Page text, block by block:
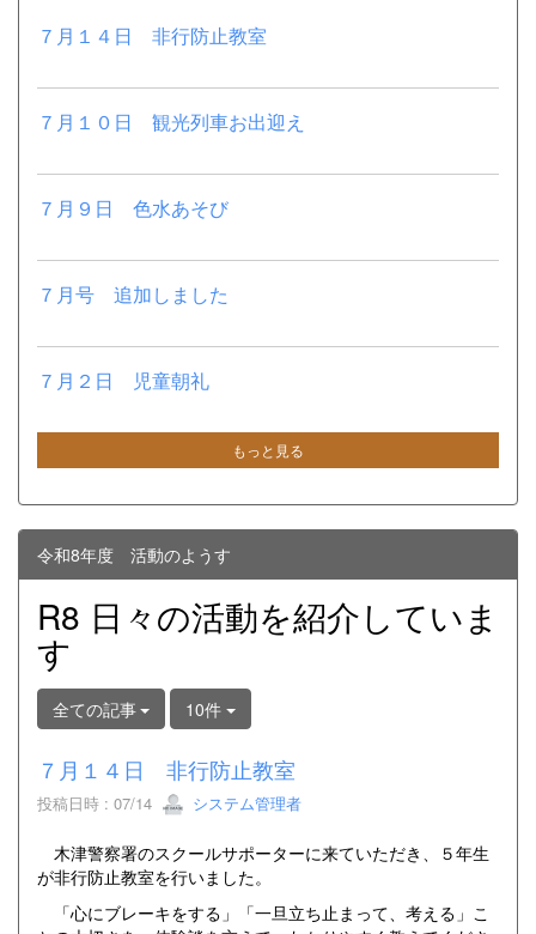
７月１４日 非行防止教室
７月１０日 観光列車お出迎え
７月９日 色水あそび
７月号 追加しました
７月２日 児童朝礼
もっと見る
令和8年度 活動のようす
R8 日々の活動を紹介していま
す
全ての記事 10件
７月１４日 非行防止教室
投稿日時 : 07/14 システム管理者
木津警察署のスクールサポーターに来ていただき、５年生
が非行防止教室を行いました。
「心にブレーキをする」「一旦立ち止まって、考える」こ